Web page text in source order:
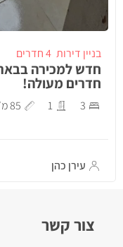
בניין דירות 4 חדרים
חדרים מעולה!
3
1 85 מ״ר
עירן כהן
צור קשר